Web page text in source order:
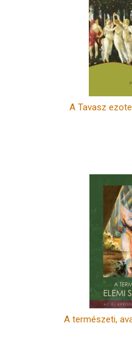
A Tavasz
A természeti,